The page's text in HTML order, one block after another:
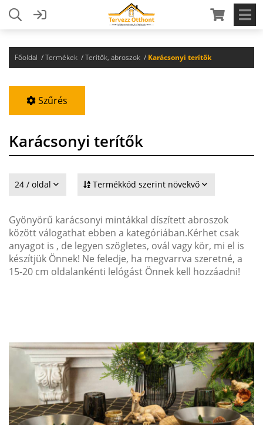
Főoldal Termékek Terítők, abroszok Karácsonyi terítők
Szűrés
Karácsonyi terítők
24 / oldal Termékkód szerint növekvő
Gyönyörű karácsonyi mintákkal díszített abroszok
között válogathat ebben a kategóriában.Kérhet csak
anyagot is , de legyen szögletes, ovál vagy kör, mi el is
készítjük Önnek! Ne feledje, ha megvarrva szeretné, a
15-20 cm oldalankénti lelógást Önnek kell hozzáadni!